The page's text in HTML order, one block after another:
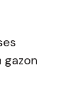
gazon